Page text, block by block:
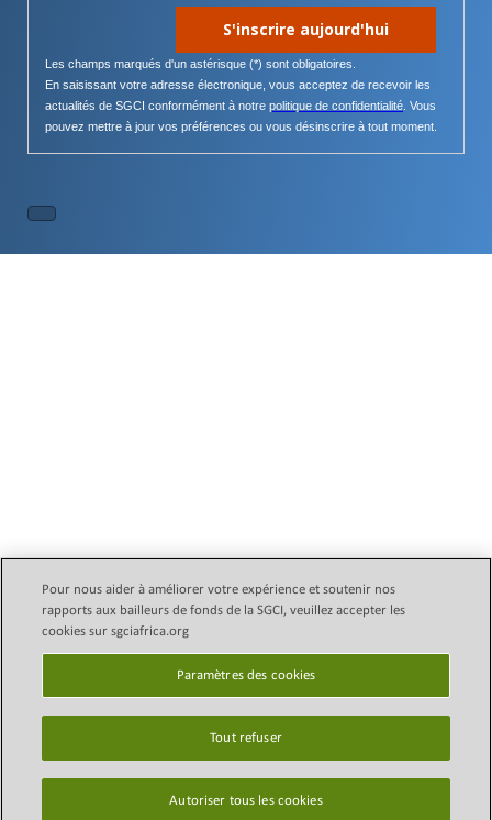
Copyright © 2024 Initiative des
conseils subventionnaires
Email Legal Policy
politique de confidentialité
cookies
Pour nous aider à améliorer votre expérience et soutenir nos
rapports aux bailleurs de fonds de la SGCI, veuillez accepter les
cookies sur sgciafrica.org
Paramètres des cookies
Tout refuser
Autoriser tous les cookies